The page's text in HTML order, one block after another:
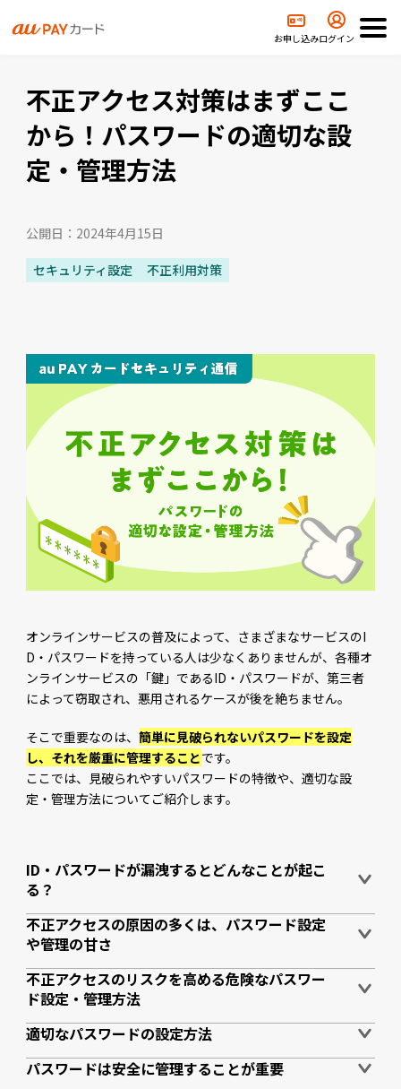
お申し込みログイン
アクセス対策はまずここから！パスワードの適切な設定・管理方法
不正アクセス対策はまずここ
から！パスワードの適切な設
定・管理方法
公開日：2024年4月15日
セキュリティ設定 不正利用対策
オンラインサービスの普及によって、さまざまなサービスのI
D・パスワードを持っている人は少なくありませんが、各種オ
ンラインサービスの「鍵」であるID・パスワードが、第三者
によって窃取され、悪用されるケースが後を絶ちません。
そこで重要なのは、 簡単に見破られないパスワードを設定
し、それを厳重に管理することです。
ここでは、見破られやすいパスワードの特徴や、適切な設
定・管理方法についてご紹介します。
ID・パスワードが漏洩するとどんなことが起こ
る？
不正アクセスの原因の多くは、パスワード設定
や管理の甘さ
不正アクセスのリスクを高める危険なパスワー
ド設定・管理方法
適切なパスワードの設定方法
パスワードは安全に管理することが重要